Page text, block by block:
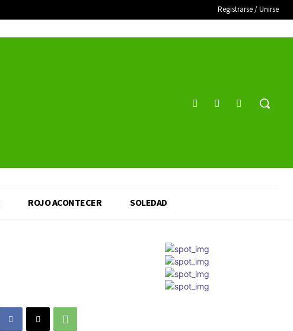
Registrarse / Unirse
ROJO ACONTECER SOLEDAD